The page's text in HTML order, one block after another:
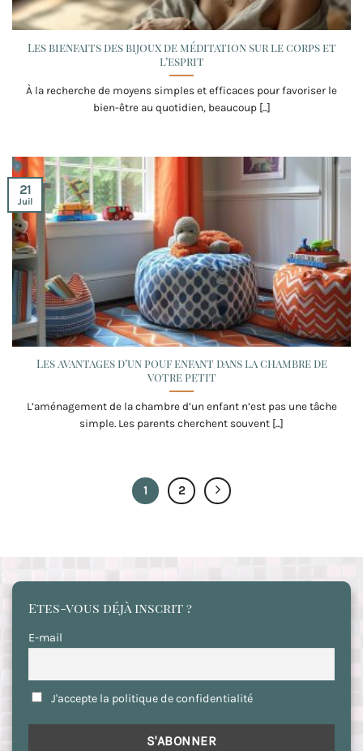
Les bienfaits des bijoux de méditation sur le corps et
l’esprit
À la recherche de moyens simples et efficaces pour favoriser le
bien-être au quotidien, beaucoup [...]
Les avantages d’un pouf enfant dans la chambre de
votre petit
L’aménagement de la chambre d’un enfant n’est pas une tâche
simple. Les parents cherchent souvent [...]
21
Juil
1 2
Etes-vous déjà inscrit ?
E-mail
J'accepte la politique de confidentialité